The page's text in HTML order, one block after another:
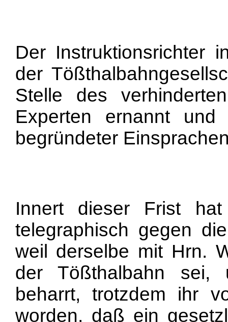
Der Instruktionsrichter
der
Stelle des
Experten ernannt
begründeter
Innert dieser Frist hat
telegraphisch gegen
weil derselbe mit Hrn.
der Tößthalbahn sei,
beharrt, trotzdem ihr
worden, daß ein